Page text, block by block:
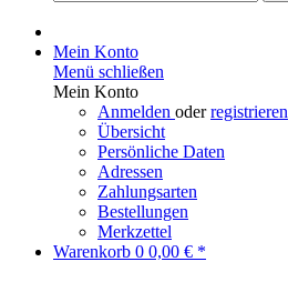
Mein Konto
Menü schließen
Mein Konto
Anmelden oderregistrieren
Übersicht
Persönliche Daten
Adressen
Zahlungsarten
Bestellungen
Merkzettel
Warenkorb 0 0,00 € *